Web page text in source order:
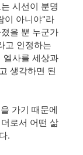
시선이 분명
이 아니야"라
을 뿐 누군가
고 인정하는
엘사를 세상과
생각하면 된
가기 때문에
로서 어떤 삶
.